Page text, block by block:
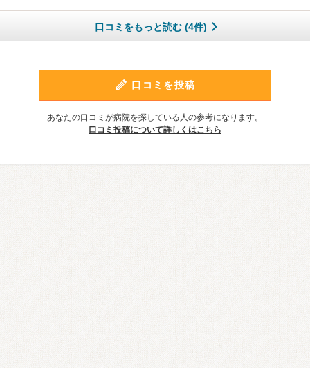
口コミをもっと読む (4件)
口コミを投稿
あなたの口コミが病院を探している人の参考になります。
口コミ投稿について詳しくはこちら